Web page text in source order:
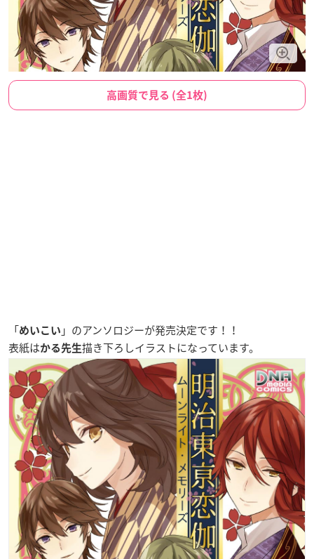
高画質で見る (全1枚)
「めいこい 」のアンソロジーが発売決定です！！
表紙はかる先生描き下ろしイラストになっています。